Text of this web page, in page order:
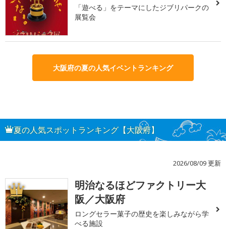
「遊べる」をテーマにしたジブリパークの
展覧会
大阪府の夏の人気イベントランキング
夏の人気スポットランキング【大阪府】
2026/08/09 更新
1
明治なるほどファクトリー大
阪／大阪府
ロングセラー菓子の歴史を楽しみながら学
べる施設